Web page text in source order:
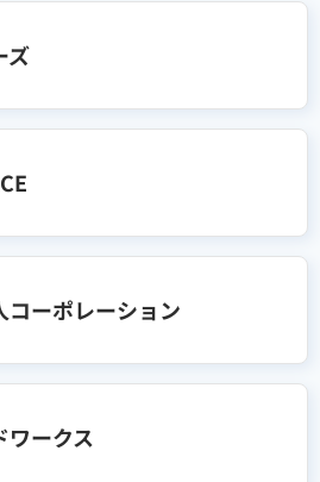
ズ
ーポレーション
ワークス